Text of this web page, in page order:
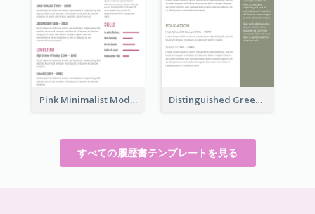
Pink Minimalist Modern Resume Distinguished Green Vintage Resume
すべての履歴書テンプレートを見る